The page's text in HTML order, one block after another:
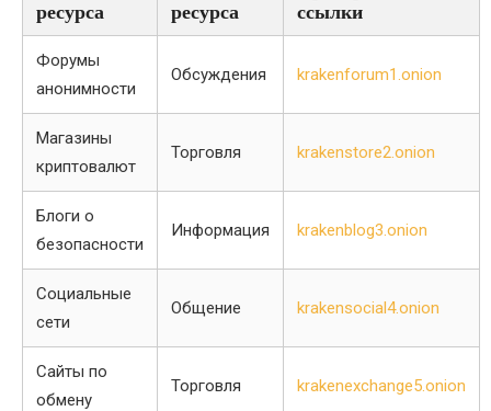
ресурса
ресурса
ссылки
Форумы
анонимности
Обсуждения krakenforum1.onion
Магазины
криптовалют
Торговля krakenstore2.onion
Блоги о
безопасности
Информация krakenblog3.onion
Социальные
сети
Общение krakensocial4.onion
Сайты по
обмену
Торговля krakenexchange5.onion